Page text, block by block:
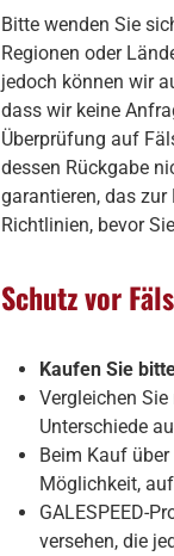
Bitte wenden Sie
Regionen oder
jedoch können wir
dass wir keine
Überprüfung auf
dessen Rückgabe
garantieren, das
Richtlinien, bevor
Schutz vor
Kaufen Sie
Vergleichen
Unterschiede
Beim Kauf
Möglichkeit,
GALESPEED-
versehen, die